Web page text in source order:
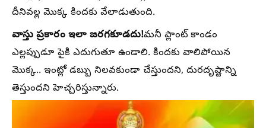
దీనివల్ల మొక్క కిందకు వేలాడుతుంది.
వాస్తు ప్రకారం ఇలా జరగకూడదు!మనీ ప్లాంట్ కాండం
ఎల్లప్పుడూ పైకి ఎదుగుతూ ఉండాలి. కిందకు వాలిపోయిన
మొక్క.. ఇంట్లో డబ్బు నిలవకుండా చేస్తుందని, దురదృష్టాన్ని
తెస్తుందని హెచ్చరిస్తున్నారు.